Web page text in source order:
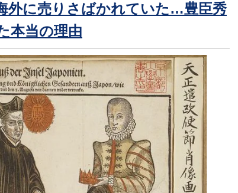
外に売りさばかれていた…豊臣秀
本当の理由